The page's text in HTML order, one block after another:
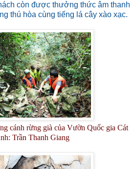
còn được thưởng thức âm thanh
thú hòa cùng tiếng lá cây xào xạc.
cánh rừng già của Vườn Quốc gia Cát
Trần Thanh Giang